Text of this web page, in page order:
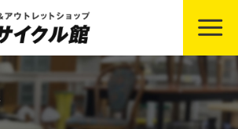
古相場・高価買取のコツ